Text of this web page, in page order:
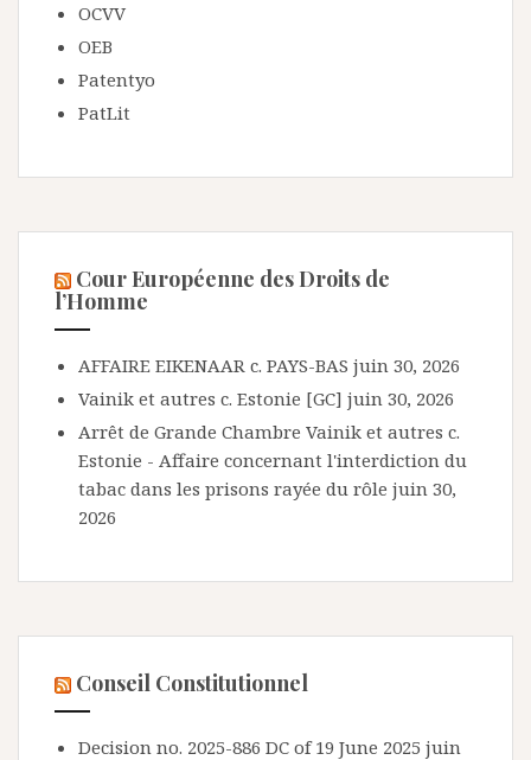
OCVV
OEB
Patentyo
PatLit
Cour Européenne des Droits de
l’Homme
AFFAIRE EIKENAAR c. PAYS-BAS juin 30, 2026
Vainik et autres c. Estonie [GC] juin 30, 2026
Arrêt de Grande Chambre Vainik et autres c.
Estonie - Affaire concernant l'interdiction du
tabac dans les prisons rayée du rôle juin 30,
2026
Conseil Constitutionnel
Decision no. 2025-886 DC of 19 June 2025 juin